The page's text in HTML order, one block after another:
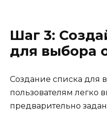
Шаг 3:
для выбора
Создание списка для
пользователям легко
предварительно